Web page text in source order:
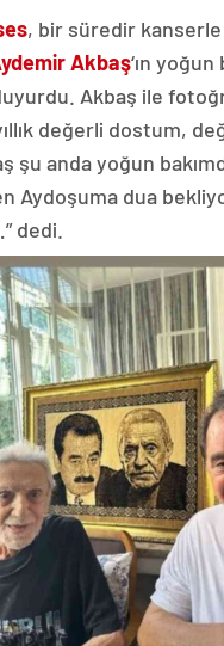
, bir süredir
Akbaş‘ın yoğun
duyurdu. Akbaş ile
değerli dostum,
şu anda yoğun
Aydoşuma dua
dedi.